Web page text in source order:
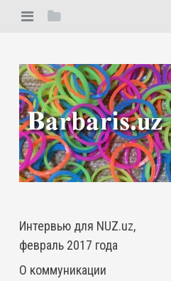
Интервью для NUZ.uz,
февраль 2017 года
О коммуникации